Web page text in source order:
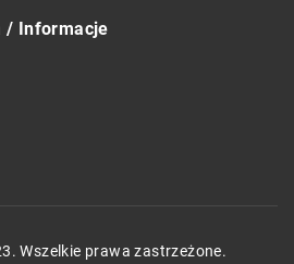
/ Informacje
Wszelkie prawa zastrzeżone.